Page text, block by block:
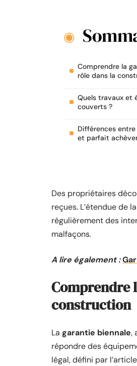
Comprendre la
rôle dans la
Quels travaux et
couverts ?
Différences
et parfait
Des propriétaires
reçues. L’étendue de
régulièrement des
malfaçons.
A lire également :
Comprendre
construction
La garantie biennale,
répondre des
légal, défini par